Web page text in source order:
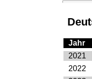
Jahr
2021
2022